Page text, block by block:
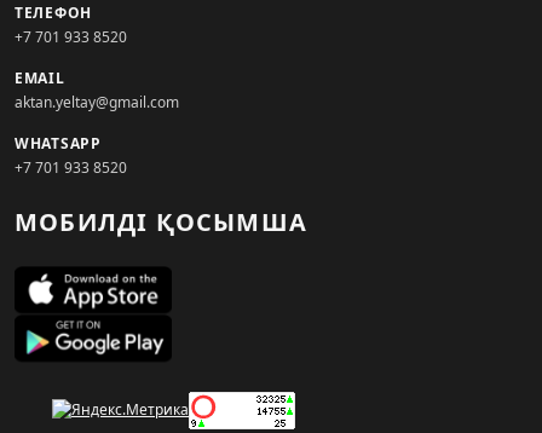
ТЕЛЕФОН
+7 701 933 8520
EMAIL
aktan.yeltay@gmail.com
WHATSAPP
+7 701 933 8520
МОБИЛДІ ҚОСЫМША